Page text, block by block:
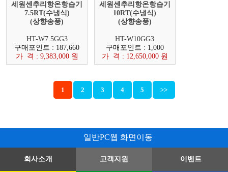
세원센추리항온항습기
7.5RT(수냉식)
(상향송풍)
HT-W7.5GG3
구매포인트 : 187,660
가 격 : 9,383,000 원
세원센추리항온항습기
10RT(수냉식)
(상향송풍)
HT-W10GG3
구매포인트 : 1,000
가 격 : 12,650,000 원
1 2 3 4 5 >>
일반PC웹 화면이동
회사소개 고객지원 이벤트